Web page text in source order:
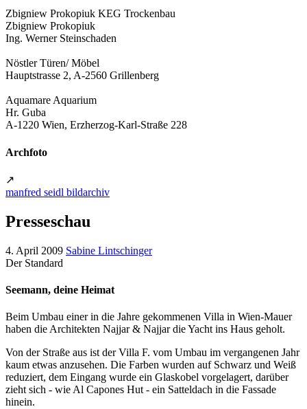
Zbigniew Prokopiuk KEG Trockenbau
Zbigniew Prokopiuk
Ing. Werner Steinschaden
Nöstler Türen/ Möbel
Hauptstrasse 2, A-2560 Grillenberg
Aquamare Aquarium
Hr. Guba
A-1220 Wien, Erzherzog-Karl-Straße 228
Archfoto
↗
manfred seidl bildarchiv
Presseschau
4. April 2009 Sabine Lintschinger
Der Standard
Seemann, deine Heimat
Beim Umbau einer in die Jahre gekommenen Villa in Wien-Mauer
haben die Architekten Najjar & Najjar die Yacht ins Haus geholt.
Von der Straße aus ist der Villa F. vom Umbau im vergangenen Jahr
kaum etwas anzusehen. Die Farben wurden auf Schwarz und Weiß
reduziert, dem Eingang wurde ein Glaskobel vorgelagert, darüber
zieht sich - wie Al Capones Hut - ein Satteldach in die Fassade
hinein.